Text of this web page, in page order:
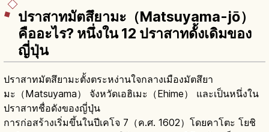
ปราสาทมัตสึยามะ（Matsuyama-jō）
คืออะไร? หนึ่งใน 12 ปราสาทดั้งเดิมของ
ญี่ปุ่น
ปราสาทมัตสึยามะตั้งตระหง่านใจกลางเมืองมัตสึยา
มะ（Matsuyama） จังหวัดเอฮิเมะ（Ehime） และเป็นหนึ่งใน
ปราสาทชื่อดังของญี่ปุ่น
การก่อสร้างเริ่มขึ้นในปีเคโจ 7（ค.ศ. 1602）โดยคาโตะ โยชิ